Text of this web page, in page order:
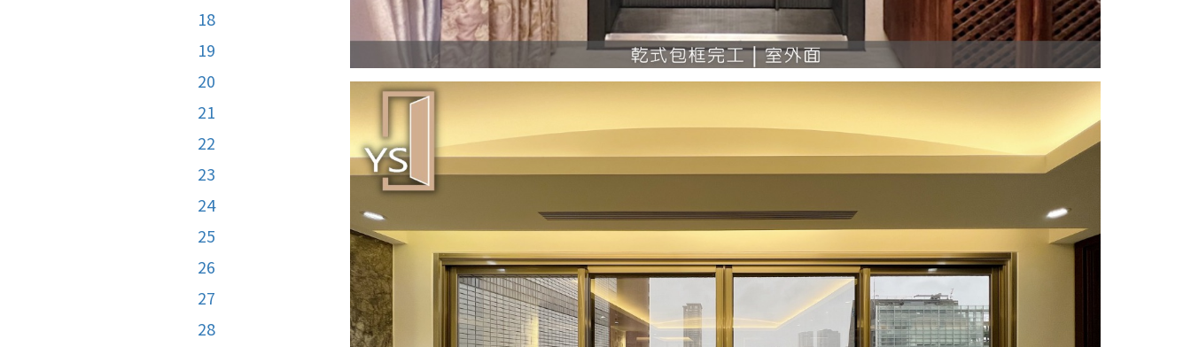
18
19
20
21
22
23
24
25
26
27
28